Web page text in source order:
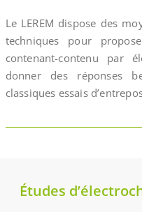
Le LEREM dispose des
techniques pour
contenant-contenu par
donner des réponses
classiques essais
Études